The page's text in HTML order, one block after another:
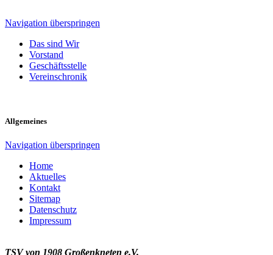
Navigation überspringen
Das sind Wir
Vorstand
Geschäftsstelle
Vereinschronik
Allgemeines
Navigation überspringen
Home
Aktuelles
Kontakt
Sitemap
Datenschutz
Impressum
TSV von 1908 Großenkneten e.V.